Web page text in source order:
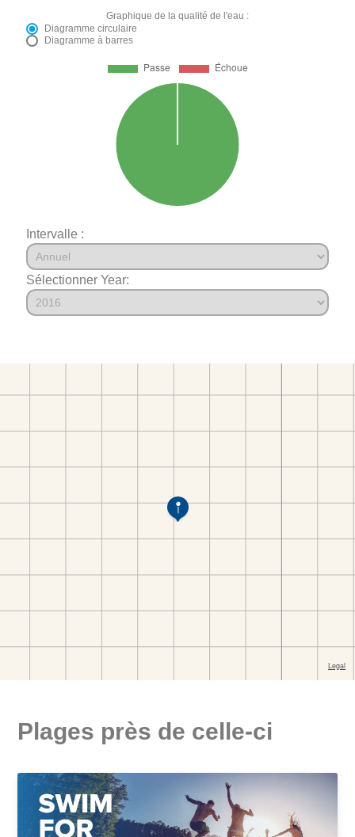
Graphique de la qualité de l'eau :
Diagramme circulaire
Diagramme à barres
Intervalle :
Sélectionner Year:
Plages près de celle-ci